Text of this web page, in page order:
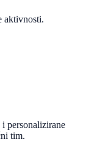
aktivnosti.
personalizirane
tim.